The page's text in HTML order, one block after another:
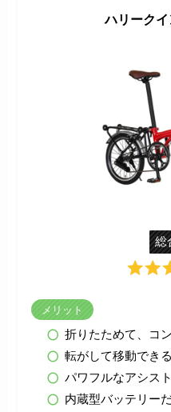
ハリークイ
総
メリット
折りたためて、コ
転がして移動できる
パワフルなアシス
内蔵型バッテリー